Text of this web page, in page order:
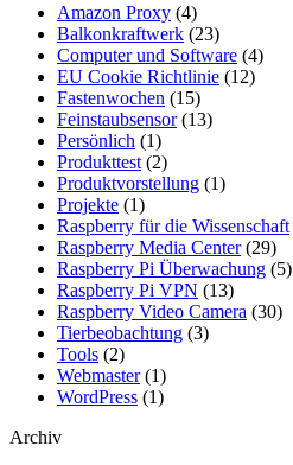
Amazon Proxy (4)
Balkonkraftwerk (23)
Computer und Software (4)
EU Cookie Richtlinie (12)
Fastenwochen (15)
Feinstaubsensor(13)
Persönlich (1)
Produkttest (2)
Produktvorstellung (1)
Projekte (1)
Raspberry für die Wissenschaft
Raspberry Media Center(29)
Raspberry Pi Überwachung (5)
Raspberry Pi VPN (13)
Raspberry Video Camera (30)
Tierbeobachtung (3)
Tools (2)
Webmaster(1)
WordPress (1)
Archiv